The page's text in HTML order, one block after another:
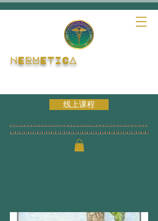
HERMETICA
线上课程